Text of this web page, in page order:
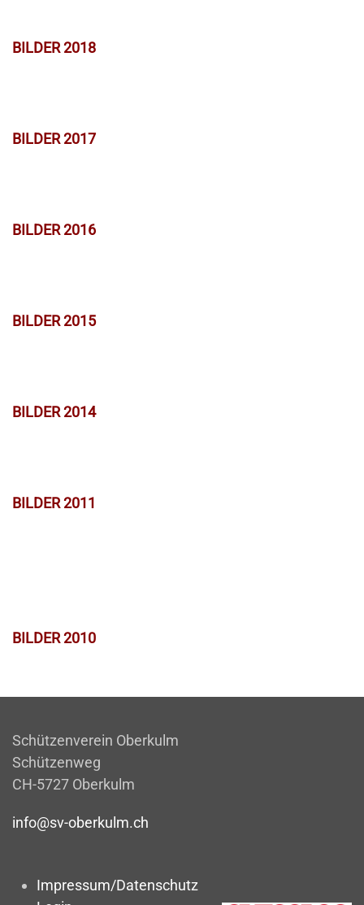
BILDER 2018
BILDER 2017
BILDER 2016
BILDER 2015
BILDER 2014
BILDER 2011
BILDER 2010
Schützenverein Oberkulm
Schützenweg
CH-5727 Oberkulm
info@sv-oberkulm.ch
Impressum/Datenschutz